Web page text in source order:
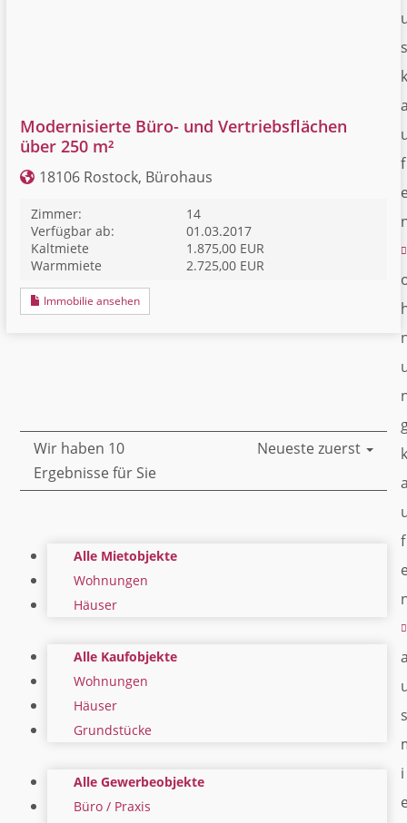
Modernisierte Büro- und Vertriebsflächen
über 250 m²
18106 Rostock, Bürohaus
Zimmer:
14
Verfügbar ab:
01.03.2017
Kaltmiete
1.875,00 EUR
Warmmiete
2.725,00 EUR
Immobilie ansehen
Wir haben 10
Ergebnisse für Sie
Neueste zuerst
Alle Mietobjekte
Wohnungen
Häuser
Alle Kaufobjekte
Wohnungen
Häuser
Grundstücke
Alle Gewerbeobjekte
Büro / Praxis
s
k
f
k
f
s
i